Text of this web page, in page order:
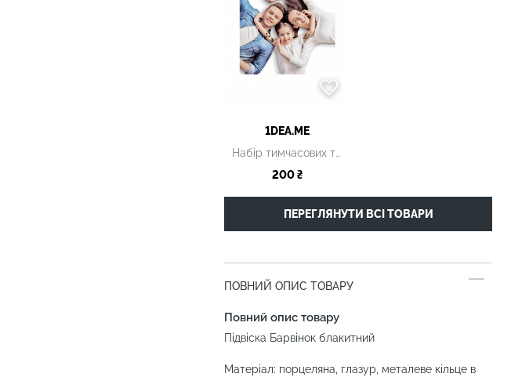
1DEA.ME
Набір тимчасових тату
200 ₴
ПЕРЕГЛЯНУТИ ВСІ ТОВАРИ
ПОВНИЙ ОПИС ТОВАРУ
Повний опис товару
Підвіска Барвінок блакитний
Матеріал: порцеляна, глазур, металеве кільце в